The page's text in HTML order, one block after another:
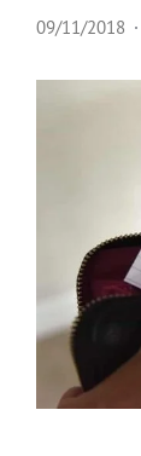
09/11/2018